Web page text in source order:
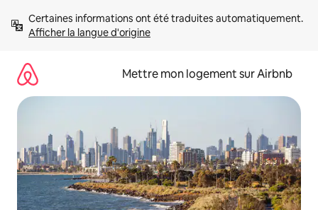
directement
Afficher la langue d'origine
Mettre mon logement sur Airbnb